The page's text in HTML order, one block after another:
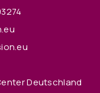
Deutschland